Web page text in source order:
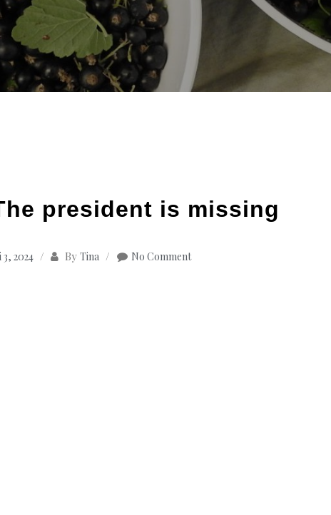
president is missing
3, 2024 ByTina No Comment